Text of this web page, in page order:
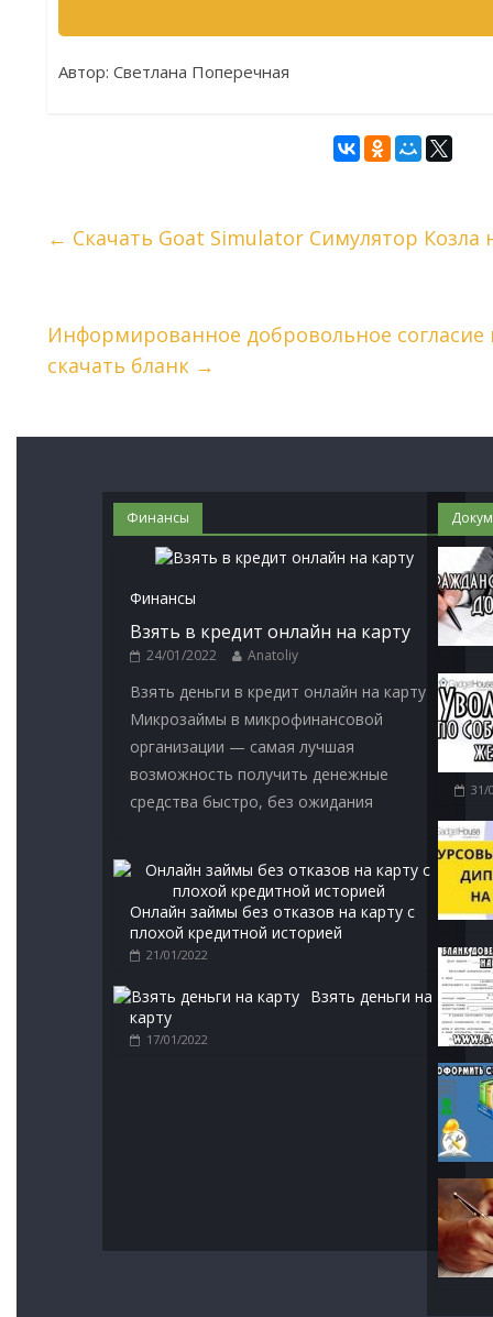
Автор: Светлана Поперечная
← Скачать Goat Simulator Симулятор Козла
Информированное добровольное согласие
скачать бланк →
Финансы
Финансы
Взять в кредит онлайн на карту
24/01/2022 Anatoliy
Взять деньги в кредит онлайн на карту
Микрозаймы в микрофинансовой
организации — самая лучшая
возможность получить денежные
средства быстро, без ожидания
Онлайн займы без отказов на карту с
плохой кредитной историей
21/01/2022
Взять деньги на
карту
17/01/2022
31/